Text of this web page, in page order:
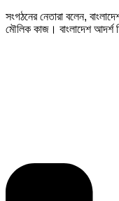
সংগঠনের নেতারা বলেন,
মৌলিক কাজ। বাংলাদেশ আদর্শ